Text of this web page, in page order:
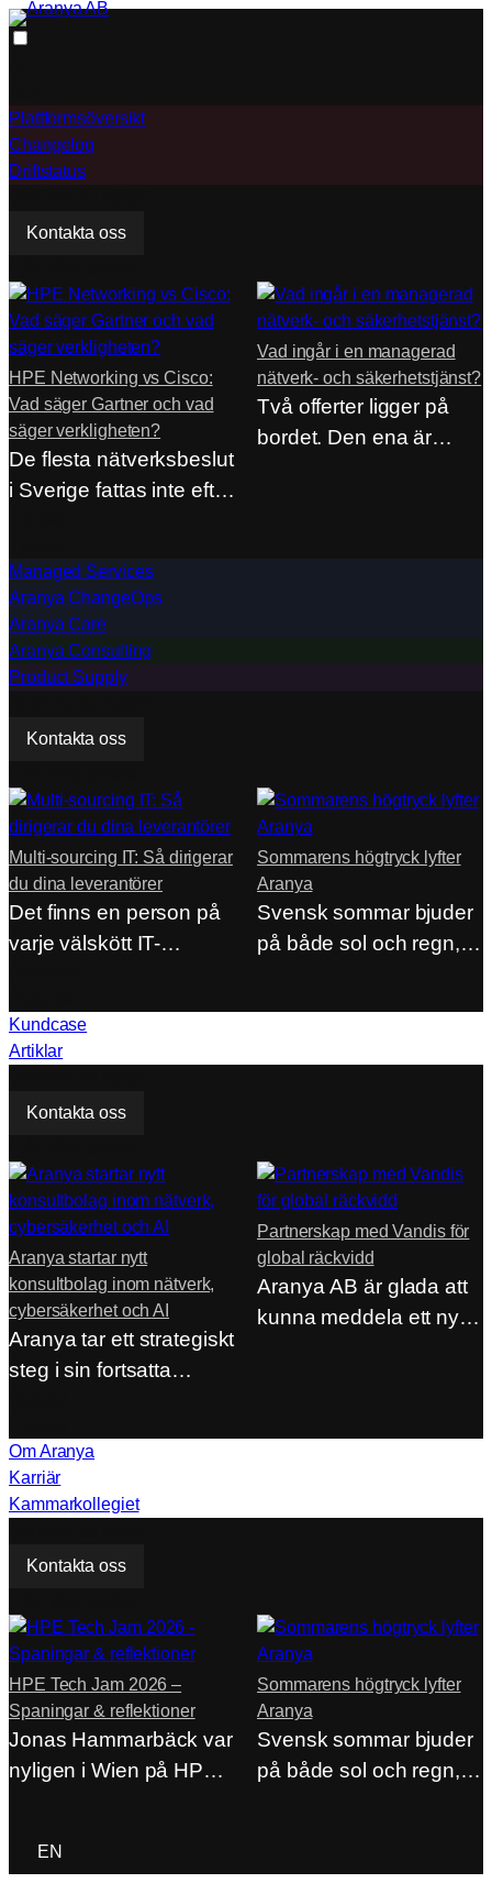
Hoppa
till
Plattformsöversikt
Changelog
Driftstatus
Kontakta oss
HPE Networking vs Cisco:
Vad säger Gartner och vad
säger verkligheten?
De flesta nätverksbeslut
i Sverige fattas inte efter
Vad ingår i en managerad
nätverk- och säkerhetstjänst?
Två offerter ligger på
bordet. Den ena är
Managed Services
Aranya ChangeOps
Aranya Care
Aranya Consulting
Product Supply
Kontakta oss
Multi-sourcing IT: Så dirigerar
du dina leverantörer
Det finns en person på
varje välskött IT-
Sommarens högtryck lyfter
Aranya
Svensk sommar bjuder
på både sol och regn,
Kundcase
Artiklar
Kontakta oss
Aranya startar nytt
konsultbolag inom nätverk,
cybersäkerhet och AI
Aranya tar ett strategiskt
steg i sin fortsatta
Partnerskap med Vandis för
global räckvidd
Aranya AB är glada att
kunna meddela ett nytt
Om Aranya
Karriär
Kammarkollegiet
Kontakta oss
HPE Tech Jam 2026 –
Spaningar & reflektioner
Jonas Hammarbäck var
nyligen i Wien på HPE
Sommarens högtryck lyfter
Aranya
Svensk sommar bjuder
på både sol och regn,
EN